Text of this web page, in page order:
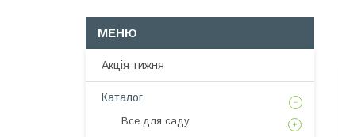
Акція тижня
Каталог
Все для саду